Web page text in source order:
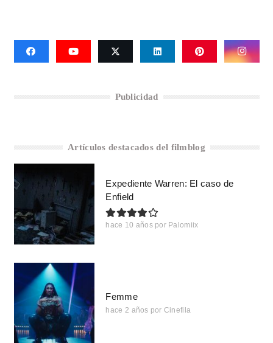
Publicidad
Artículos destacados del filmblog
Expediente Warren: El caso de
Enfield
hace 10 años por Palomiix
Femme
hace 2 años por Cinefila